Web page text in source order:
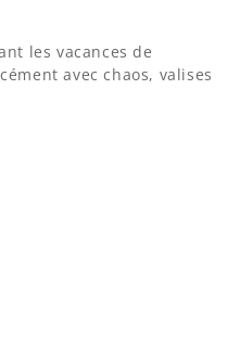
les vacances de
avec chaos, valises